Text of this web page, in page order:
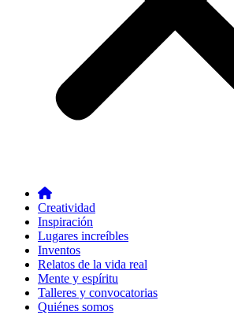
Creatividad
Inspiración
Lugares increíbles
Inventos
Relatos de la vida real
Mente y espíritu
Talleres y convocatorias
Quiénes somos